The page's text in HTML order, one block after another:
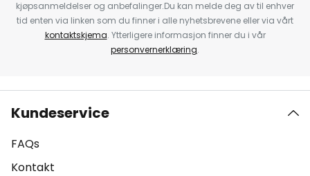
kjøpsanmeldelser og anbefalinger.Du kan melde deg av til enhver
tid enten via linken som du finner i alle nyhetsbrevene eller via vårt
kontaktskjema. Ytterligere informasjon finner du i vår
personvernerklæring.
Kundeservice
FAQs
Kontakt